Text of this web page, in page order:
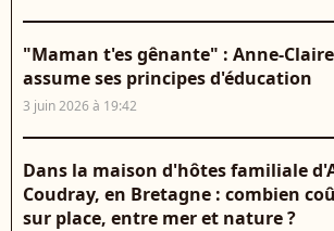
"Maman t'es gênante" : Anne-
assume ses principes d'éducation
3 juin 2026 à 19:42
Dans la maison d'hôtes familiale
Coudray, en Bretagne : combien
sur place, entre mer et nature ?